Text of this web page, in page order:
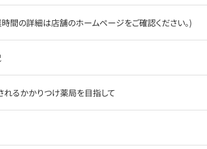
間の詳細は店舗のホームページをご確認ください。)
れるかかりつけ薬局を目指して